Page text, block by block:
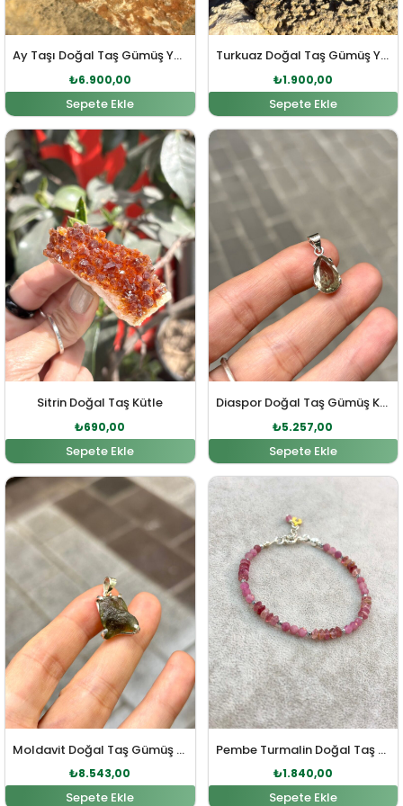
Ay Taşı Doğal Taş Gümüş Yüzük
₺6.900,00
Sepete Ekle
Turkuaz Doğal Taş Gümüş Yüzük
₺1.900,00
Sepete Ekle
Sitrin Doğal Taş Kütle
Orijinal fiyat: ₺759,00.
₺690,00
Şu andaki fiyat: ₺690,00.
Sepete Ekle
Diaspor Doğal Taş Gümüş Kolye Ucu
Orijinal fiyat:
₺5.257,00
Şu andaki
Sepete Ekle
Moldavit Doğal Taş Gümüş Kolye Ucu
Orijinal fiyat: ₺9.397,00.
₺8.543,00
Şu andaki fiyat: ₺8.543,00.
Sepete Ekle
Pembe Turmalin Doğal Taş Gümüş Bileklik
Orijinal fiyat:
₺1.840,00
Şu andaki
Sepete Ekle